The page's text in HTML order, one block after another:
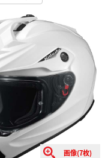
画像(7枚)